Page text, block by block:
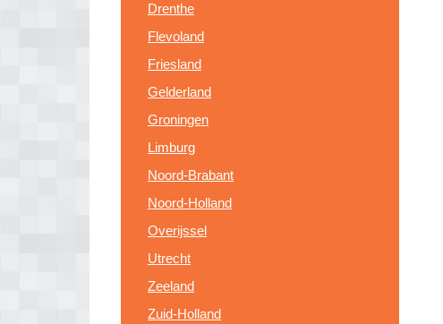
Drenthe
Flevoland
Friesland
Gelderland
Groningen
Limburg
Noord-Brabant
Noord-Holland
Overijssel
Utrecht
Zeeland
Zuid-Holland